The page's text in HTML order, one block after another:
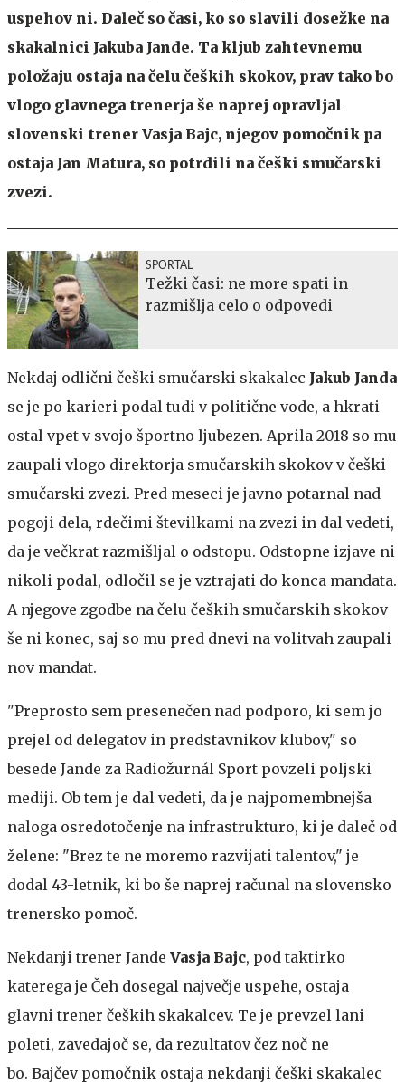
uspehov ni. Daleč so časi, ko so slavili dosežke na
skakalnici Jakuba Jande. Ta kljub zahtevnemu
položaju ostaja na čelu čeških skokov, prav tako bo
vlogo glavnega trenerja še naprej opravljal
slovenski trener Vasja Bajc, njegov pomočnik pa
ostaja Jan Matura, so potrdili na češki smučarski
zvezi.
SPORTAL
Težki časi: ne more spati in
razmišlja celo o odpovedi
Nekdaj odlični češki smučarski skakalec Jakub Janda
se je po karieri podal tudi v politične vode, a hkrati
ostal vpet v svojo športno ljubezen. Aprila 2018 so mu
zaupali vlogo direktorja smučarskih skokov v češki
smučarski zvezi. Pred meseci je javno potarnal nad
pogoji dela, rdečimi številkami na zvezi in dal vedeti,
da je večkrat razmišljal o odstopu. Odstopne izjave ni
nikoli podal, odločil se je vztrajati do konca mandata.
A njegove zgodbe na čelu čeških smučarskih skokov
še ni konec, saj so mu pred dnevi na volitvah zaupali
nov mandat.
"Preprosto sem presenečen nad podporo, ki sem jo
prejel od delegatov in predstavnikov klubov," so
besede Jande za Radiožurnál Sport povzeli poljski
mediji. Ob tem je dal vedeti, da je najpomembnejša
naloga osredotočenje na infrastrukturo, ki je daleč od
želene: "Brez te ne moremo razvijati talentov," je
dodal 43-letnik, ki bo še naprej računal na slovensko
trenersko pomoč.
Nekdanji trener Jande Vasja Bajc, pod taktirko
katerega je Čeh dosegal največje uspehe, ostaja
glavni trener čeških skakalcev. Te je prevzel lani
poleti, zavedajoč se, da rezultatov čez noč ne
bo. Bajčev pomočnik ostaja nekdanji češki skakalec